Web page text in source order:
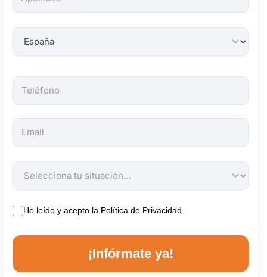
obligatorios.
He leído y acepto la Política de Privacidad
¡Infórmate ya!